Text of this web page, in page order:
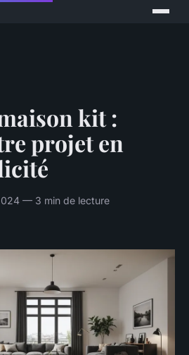
kit :
projet en
— 3 min de lecture